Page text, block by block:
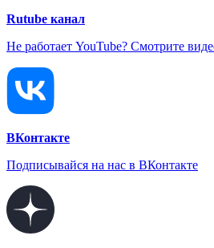
Rutube канал
Не работает YouTube? Смотрите
ВКонтакте
Подписывайся на нас в ВКонтакте